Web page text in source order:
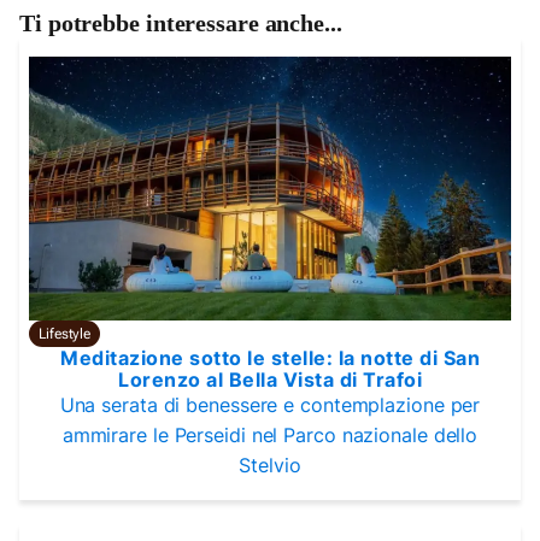
Ti potrebbe interessare anche...
Lifestyle
Meditazione sotto le stelle: la notte di San
Lorenzo al Bella Vista di Trafoi
Una serata di benessere e contemplazione per
ammirare le Perseidi nel Parco nazionale dello
Stelvio